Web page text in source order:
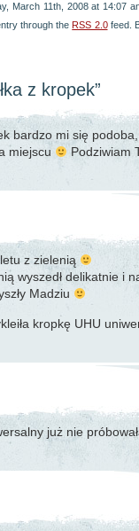
March 11th, 2008 at 14:07
through the RSS 2.0feed.
z kropek”
bardzo mi się podoba,
miejscu
Podziwiam
z zielenią
wyszedł delikatnie i
Madziu
kropkę UHU
już nie